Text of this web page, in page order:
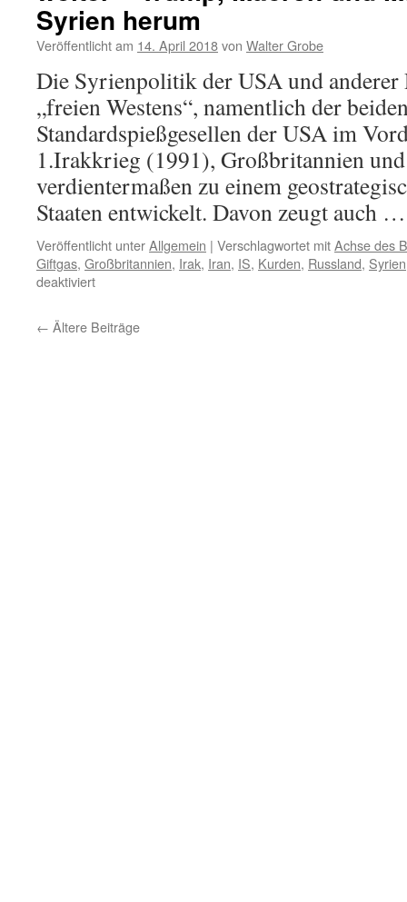
Syrien herum
Veröffentlicht am 14. April 2018von Walter Grobe
Die Syrienpolitik der USA und anderer
„freien Westens“, namentlich der
Standardspießgesellen der USA im
1.Irakkrieg (1991), Großbritannien
verdientermaßen zu einem
Staaten entwickelt. Davon zeugt auch
Veröffentlicht unterAllgemein | Verschlagwortet mitAchse des
Giftgas, Großbritannien, Irak, Iran, IS, Kurden, Russland, Syrien
deaktiviertfür
Festival
← Ältere Beiträge